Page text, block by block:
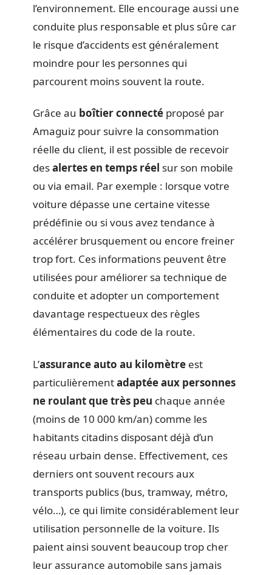
l’environnement. Elle encourage aussi une
conduite plus responsable et plus sûre car
le risque d’accidents est généralement
moindre pour les personnes qui
parcourent moins souvent la route.
Grâce au boîtier connecté proposé par
Amaguiz pour suivre la consommation
réelle du client, il est possible de recevoir
desalertes en temps réel sur son mobile
ou via email. Par exemple : lorsque votre
voiture dépasse une certaine vitesse
prédéfinie ou si vous avez tendance à
accélérer brusquement ou encore freiner
trop fort. Ces informations peuvent être
utilisées pour améliorer sa technique de
conduite et adopter un comportement
davantage respectueux des règles
élémentaires du code de la route.
L’assurance auto au kilomètre est
particulièrementadaptée aux personnes
ne roulant que très peu chaque année
(moins de 10 000 km/an) comme les
habitants citadins disposant déjà d’un
réseau urbain dense. Effectivement, ces
derniers ont souvent recours aux
transports publics (bus, tramway, métro,
vélo…), ce qui limite considérablement leur
utilisation personnelle de la voiture. Ils
paient ainsi souvent beaucoup trop cher
leur assurance automobile sans jamais